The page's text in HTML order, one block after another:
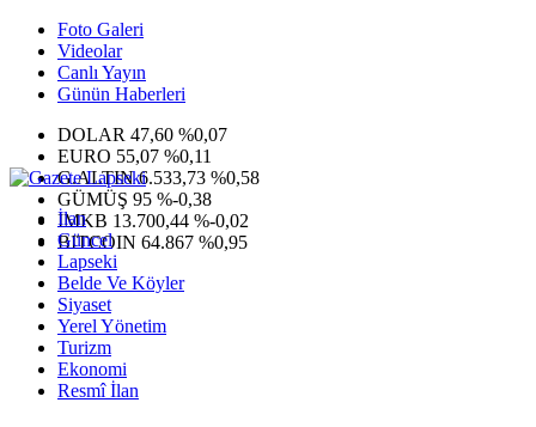
Foto Galeri
Videolar
Canlı Yayın
Günün Haberleri
DOLAR 47,60 %0,07
EURO 55,07 %0,11
G.ALTIN6.533,73 %0,58
GÜMÜŞ 95 %-0,38
IMKB 13.700,44 %-0,02
BITCOIN 64.867 %0,95
İlan
Güncel
Lapseki
Belde Ve Köyler
Siyaset
Yerel Yönetim
Turizm
Ekonomi
Resmî İlan